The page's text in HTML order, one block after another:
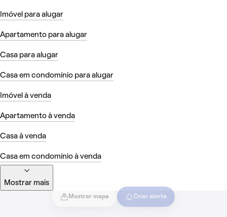
Mostrar mapa Criar alerta
Imóvel para alugar
Apartamento para alugar
Casa para alugar
Casa em condomínio para alugar
Imóvel à venda
Apartamento à venda
Casa à venda
Casa em condomínio à venda
Mostrar mais